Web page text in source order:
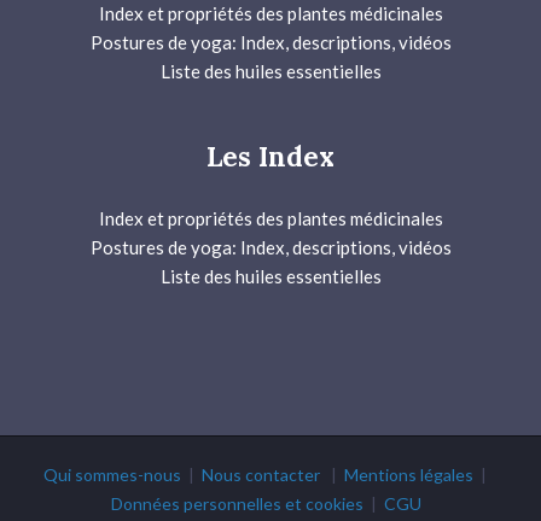
Index et propriétés des plantes médicinales
Postures de yoga: Index, descriptions, vidéos
Liste des huiles essentielles
Les Index
Index et propriétés des plantes médicinales
Postures de yoga: Index, descriptions, vidéos
Liste des huiles essentielles
Qui sommes-nous | Nous contacter| Mentions légales |
Données personnelles et cookies | CGU